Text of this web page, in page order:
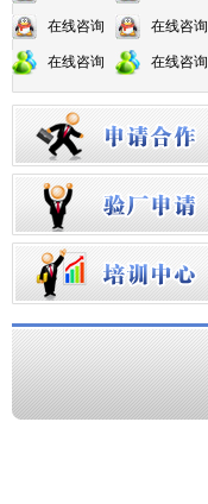
在线咨询 在线咨询
在线咨询 在线咨询